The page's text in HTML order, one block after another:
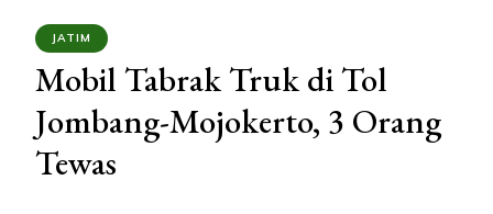
JATIM
Mobil Tabrak Truk di Tol
Jombang-Mojokerto, 3 Orang
Tewas